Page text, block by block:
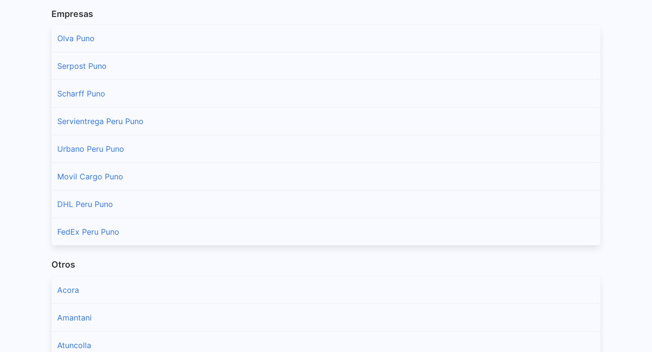
Empresas
Olva Puno
Serpost Puno
Scharff Puno
Servientrega Peru Puno
Urbano Peru Puno
Movil Cargo Puno
DHL Peru Puno
FedEx Peru Puno
Otros
Acora
Amantani
Atuncolla